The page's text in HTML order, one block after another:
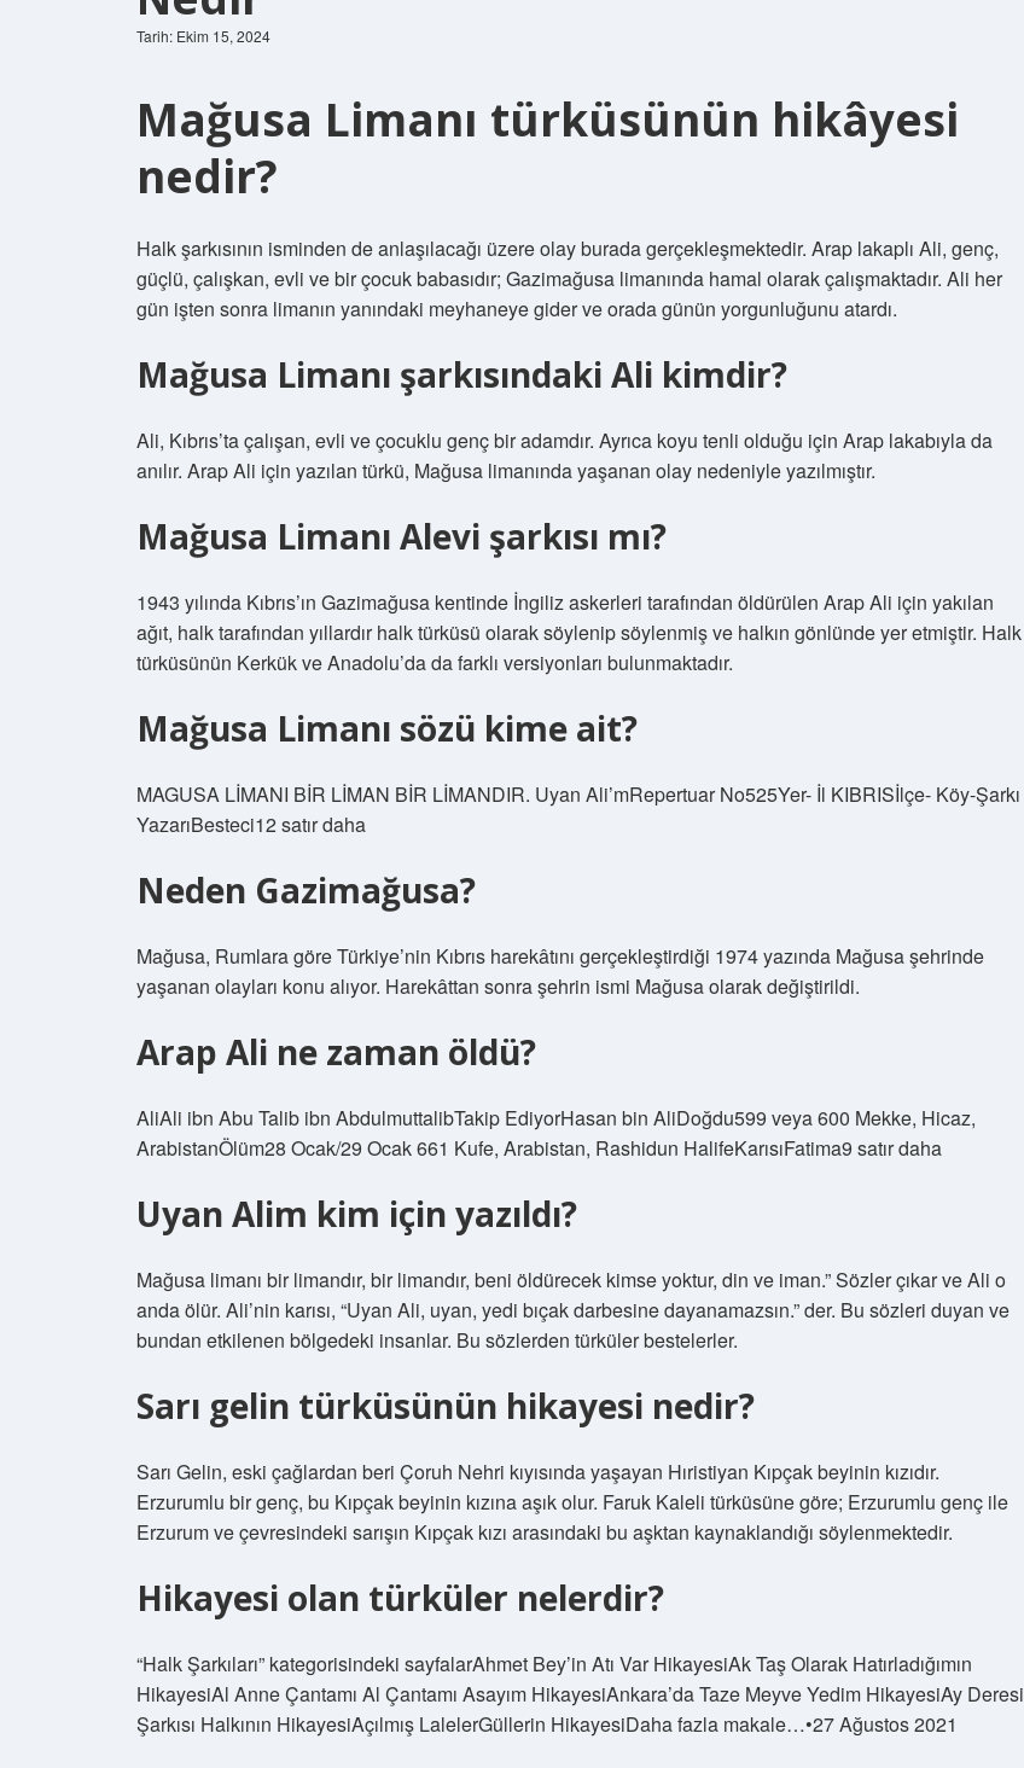
Tarih: Ekim 15, 2024
Mağusa Limanı türküsünün hikâyesi
nedir?
Halk şarkısının isminden de anlaşılacağı üzere olay burada gerçekleşmektedir. Arap lakaplı Ali, genç,
güçlü, çalışkan, evli ve bir çocuk babasıdır; Gazimağusa limanında hamal olarak çalışmaktadır. Ali her
gün işten sonra limanın yanındaki meyhaneye gider ve orada günün yorgunluğunu atardı.
Mağusa Limanı şarkısındaki Ali kimdir?
Ali, Kıbrıs’ta çalışan, evli ve çocuklu genç bir adamdır. Ayrıca koyu tenli olduğu için Arap lakabıyla da
anılır. Arap Ali için yazılan türkü, Mağusa limanında yaşanan olay nedeniyle yazılmıştır.
Mağusa Limanı Alevi şarkısı mı?
1943 yılında Kıbrıs’ın Gazimağusa kentinde İngiliz askerleri tarafından öldürülen Arap Ali için yakılan
ağıt, halk tarafından yıllardır halk türküsü olarak söylenip söylenmiş ve halkın gönlünde yer etmiştir. Halk
türküsünün Kerkük ve Anadolu’da da farklı versiyonları bulunmaktadır.
Mağusa Limanı sözü kime ait?
MAGUSA LİMANI BİR LİMAN BİR LİMANDIR. Uyan Ali’mRepertuar No525Yer- İl KIBRISİlçe- Köy-Şarkı
YazarıBesteci12 satır daha
Neden Gazimağusa?
Mağusa, Rumlara göre Türkiye’nin Kıbrıs harekâtını gerçekleştirdiği 1974 yazında Mağusa şehrinde
yaşanan olayları konu alıyor. Harekâttan sonra şehrin ismi Mağusa olarak değiştirildi.
Arap Ali ne zaman öldü?
AliAli ibn Abu Talib ibn AbdulmuttalibTakip EdiyorHasan bin AliDoğdu599 veya 600 Mekke, Hicaz,
ArabistanÖlüm28 Ocak/29 Ocak 661 Kufe, Arabistan, Rashidun HalifeKarısıFatima9 satır daha
Uyan Alim kim için yazıldı?
Mağusa limanı bir limandır, bir limandır, beni öldürecek kimse yoktur, din ve iman.” Sözler çıkar ve Ali o
anda ölür. Ali’nin karısı, “Uyan Ali, uyan, yedi bıçak darbesine dayanamazsın.” der. Bu sözleri duyan ve
bundan etkilenen bölgedeki insanlar. Bu sözlerden türküler bestelerler.
Sarı gelin türküsünün hikayesi nedir?
Sarı Gelin, eski çağlardan beri Çoruh Nehri kıyısında yaşayan Hıristiyan Kıpçak beyinin kızıdır.
Erzurumlu bir genç, bu Kıpçak beyinin kızına aşık olur. Faruk Kaleli türküsüne göre; Erzurumlu genç ile
Erzurum ve çevresindeki sarışın Kıpçak kızı arasındaki bu aşktan kaynaklandığı söylenmektedir.
Hikayesi olan türküler nelerdir?
“Halk Şarkıları” kategorisindeki sayfalarAhmet Bey’in Atı Var HikayesiAk Taş Olarak Hatırladığımın
HikayesiAl Anne Çantamı Al Çantamı Asayım HikayesiAnkara’da Taze Meyve Yedim HikayesiAy Deresi
Şarkısı Halkının HikayesiAçılmış LalelerGüllerin HikayesiDaha fazla makale…•27 Ağustos 2021